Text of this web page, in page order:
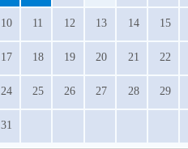
10 11 12 13 14 15
17 18 19 20 21 22
24 25 26 27 28 29
31